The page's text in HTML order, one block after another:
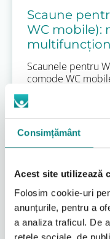
Consimțământ
Acest site utilizează
Folosim cookie-uri
anunțurile, pentru a
a analiza traficul. De
Scaune
WC mobile):
Scaunele pentru
comode WC
duș, oferă cel mai
soluția ideală
extrem de redusă,
constantă.
scaun de toaletă
unui scaun de
la pat la baie,
pentru îngrijitor și
Avantajele și
comodelo WC